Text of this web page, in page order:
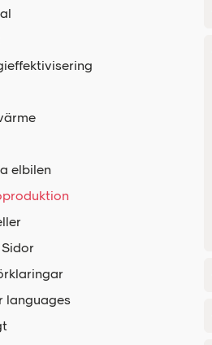
elbilen
languages